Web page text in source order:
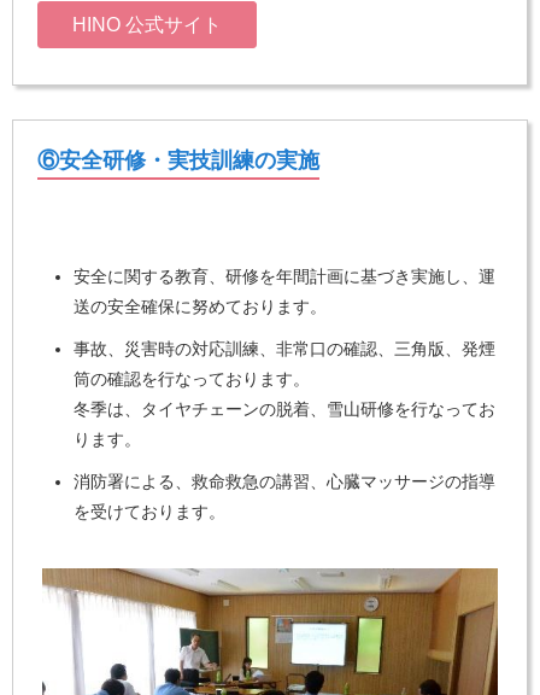
HINO 公式サイト
⑥安全研修・実技訓練の実施
安全に関する教育、研修を年間計画に基づき実施し、運
送の安全確保に努めております。
事故、災害時の対応訓練、非常口の確認、三角版、発煙
筒の確認を行なっております。
冬季は、タイヤチェーンの脱着、雪山研修を行なってお
ります。
消防署による、救命救急の講習、心臓マッサージの指導
を受けております。